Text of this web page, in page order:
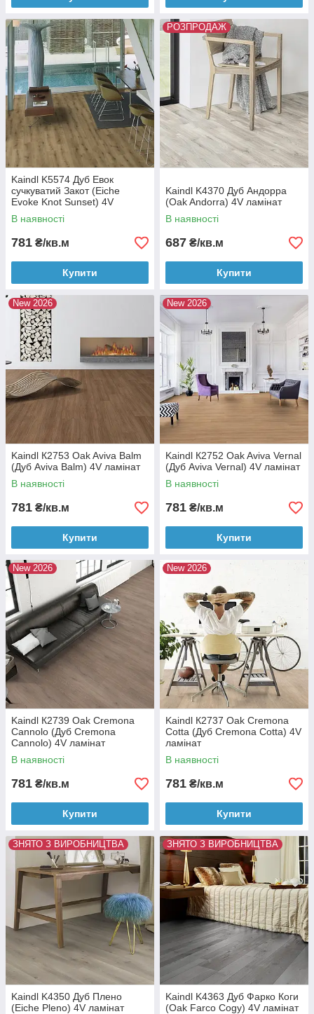
Kaindl K5574 Дуб Евок
сучкуватий Закот (Eiche
Evoke Knot Sunset) 4V
ламінат
В наявності
781 ₴/кв.м
Купити
РОЗПРОДАЖ
Kaindl K4370 Дуб Андорра
(Oak Andorra) 4V ламінат
В наявності
687 ₴/кв.м
Купити
New 2026
Kaindl К2753 Oak Aviva Balm
(Дуб Aviva Balm) 4V ламінат
В наявності
781 ₴/кв.м
Купити
New 2026
Kaindl К2752 Oak Aviva Vernal
(Дуб Aviva Vernal) 4V ламінат
В наявності
781 ₴/кв.м
Купити
New 2026
Kaindl К2739 Oak Cremona
Cannolo (Дуб Cremona
Cannolo) 4V ламінат
В наявності
781 ₴/кв.м
Купити
New 2026
Kaindl К2737 Oak Cremona
Cotta (Дуб Cremona Cotta) 4V
ламінат
В наявності
781 ₴/кв.м
Купити
ЗНЯТО З ВИРОБНИЦТВА
Kaindl K4350 Дуб Плено
(Eiche Pleno) 4V ламінат
ЗНЯТО З ВИРОБНИЦТВА
Kaindl K4363 Дуб Фарко Коги
(Oak Farco Cogy) 4V ламінат